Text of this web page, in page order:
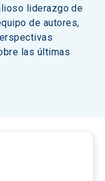
liderazgo de
de autores,
las últimas